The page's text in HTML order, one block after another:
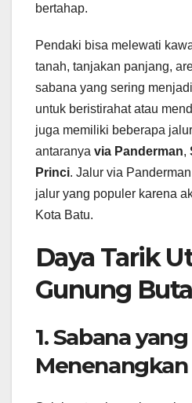
bertahap.
Pendaki bisa melewati
tanah, tanjakan panjang,
sabana yang sering
untuk beristirahat atau
juga memiliki beberapa
antaranya via Panderman,
Princi. Jalur via
jalur yang populer karena
Kota Batu.
Daya Tarik
Gunung
1. Sabana
Menenangkan